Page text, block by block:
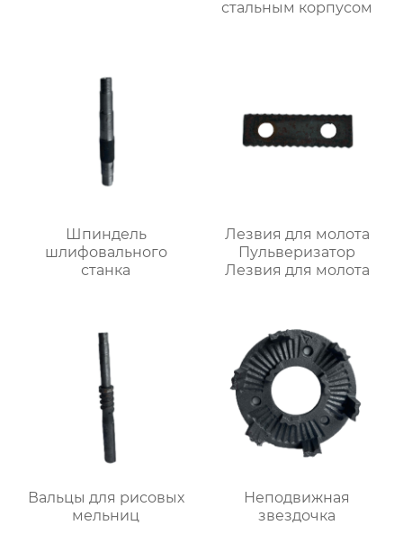
стальным корпусом
Шпиндель
шлифовального
станка
Лезвия для молота
Пульверизатор
Лезвия для молота
Вальцы для рисовых
мельниц
Неподвижная
звездочка